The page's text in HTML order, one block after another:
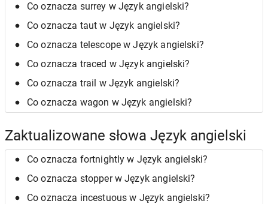
Co oznacza surrey w Język angielski?
Co oznacza taut w Język angielski?
Co oznacza telescope w Język angielski?
Co oznacza traced w Język angielski?
Co oznacza trail w Język angielski?
Co oznacza wagon w Język angielski?
Zaktualizowane słowa Język angielski
Co oznacza fortnightly w Język angielski?
Co oznacza stopper w Język angielski?
Co oznacza incestuous w Język angielski?